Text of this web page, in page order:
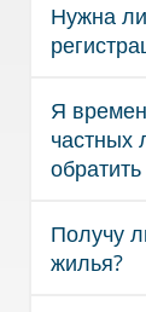
Нужна
Я
частных
Получу
жилья?